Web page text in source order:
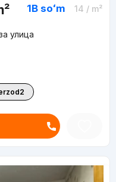
1B soʻm 14 / m²
улица